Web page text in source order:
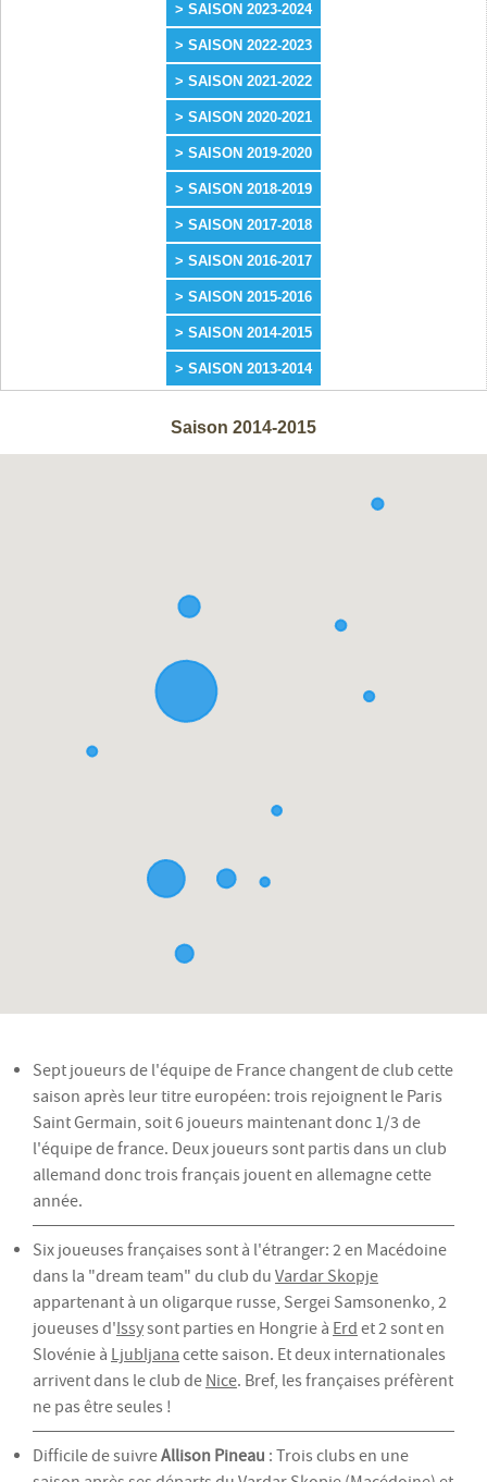
> SAISON 2023-2024
> SAISON 2022-2023
> SAISON 2021-2022
> SAISON 2020-2021
> SAISON 2019-2020
> SAISON 2018-2019
> SAISON 2017-2018
> SAISON 2016-2017
> SAISON 2015-2016
> SAISON 2014-2015
> SAISON 2013-2014
Saison 2014-2015
Sept joueurs de l'équipe de France changent de club cette
saison après leur titre européen: trois rejoignent le Paris
Saint Germain, soit 6 joueurs maintenant donc 1/3 de
l'équipe de france. Deux joueurs sont partis dans un club
allemand donc trois français jouent en allemagne cette
année.
Six joueuses françaises sont à l'étranger: 2 en Macédoine
dans la "dream team" du club du Vardar Skopje
appartenant à un oligarque russe, Sergei Samsonenko, 2
joueuses d'Issysont parties en Hongrie à Erd et 2 sont en
Slovénie à Ljubljana cette saison. Et deux internationales
arrivent dans le club de Nice. Bref, les françaises préfèrent
ne pas être seules !
Difficile de suivreAllison Pineau : Trois clubs en une